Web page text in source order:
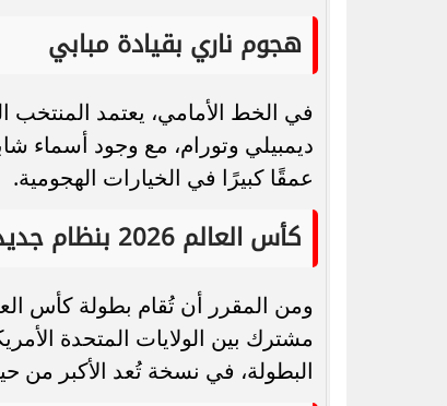
هجوم ناري بقيادة مبابي
في الخط الأمامي، يعتمد المنتخب
ديمبيلي وتورام، مع وجود أسماء
عمقًا كبيرًا في الخيارات الهجومية.
كأس العالم 2026 بنظام جديد
البطولة، في نسخة تُعد الأكبر من